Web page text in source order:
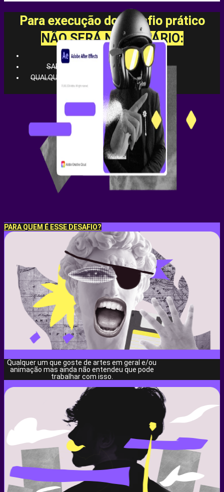
Para execução do desafio prático
NÃO SERÁ NECESSÁRIO:
PC FODÃO
SABER DESENHAR
QUALQUER CONHECIMENTO
PRÉVIO
PARA QUEM É ESSE DESAFIO?
Qualquer um que goste de artes em geral e/ou
animação mas ainda não entendeu que pode
trabalhar com isso.